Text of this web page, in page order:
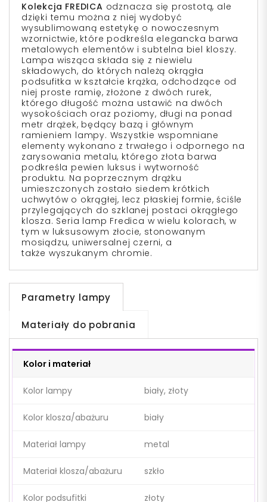
Kolekcja FREDICA odznacza się prostotą, ale
dzięki temu można z niej wydobyć
wysublimowaną estetykę o nowoczesnym
wzornictwie, które podkreśla elegancka barwa
metalowych elementów i subtelna biel kloszy.
Lampa wisząca składa się z niewielu
składowych, do których należą okrągła
podsufitka w kształcie krążka, odchodzące od
niej proste ramię, złożone z dwóch rurek,
którego długość można ustawić na dwóch
wysokościach oraz poziomy, długi na ponad
metr drążek, będący bazą i głównym
ramieniem lampy. Wszystkie wspomniane
elementy wykonano z trwałego i odpornego na
zarysowania metalu, którego złota barwa
podkreśla pewien luksus i wytworność
produktu. Na poprzecznym drążku
umieszczonych zostało siedem krótkich
uchwytów o okrągłej, lecz płaskiej formie, ściśle
przylegających do szklanej postaci okrągłego
klosza. Seria lamp Fredica w wielu kolorach, w
tym w luksusowym złocie, stonowanym
mosiądzu, uniwersalnej czerni, a
także wyszukanym chromie.
Parametry lampy
Materiały do pobrania
Kolor i materiał
Kolor lampy biały, złoty
Kolor klosza/abażuru biały
Materiał lampy metal
Materiał klosza/abażuru szkło
Kolor podsufitki złoty